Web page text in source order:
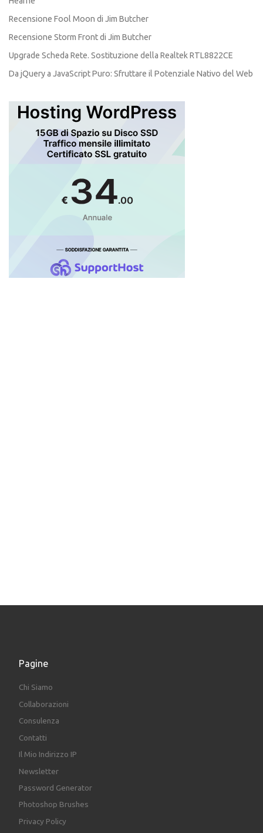
Recensione Fool Moon di Jim Butcher
Recensione Storm Front di Jim Butcher
Upgrade Scheda Rete. Sostituzione della Realtek RTL8822CE
Da jQuery a JavaScript Puro: Sfruttare il Potenziale Nativo del Web
Pagine
Chi Siamo
Collaborazioni
Consulenza
Contatti
Il Mio Indirizzo IP
Newsletter
Password Generator
Photoshop Brushes
Privacy Policy